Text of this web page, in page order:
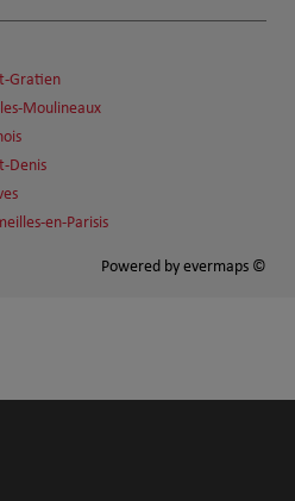
Gratien
les-Moulineaux
Denis
en-Parisis
Powered by evermaps ©